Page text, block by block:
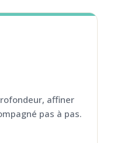
affiner
pas à pas.